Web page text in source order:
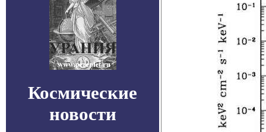
Космические
новости